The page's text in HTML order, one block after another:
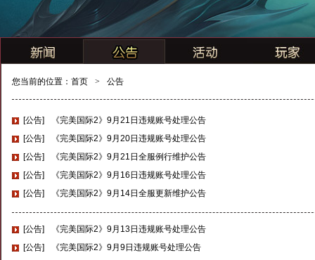
您当前的位置： 首页 > 公告
[公告]
《完美国际2》9月21日违规账号处理公告
[公告]
《完美国际2》9月20日违规账号处理公告
[公告]
《完美国际2》9月21日全服例行维护公告
[公告]
《完美国际2》9月16日违规账号处理公告
[公告]
《完美国际2》9月14日全服更新维护公告
[公告]
《完美国际2》9月13日违规账号处理公告
[公告]
《完美国际2》9月9日违规账号处理公告